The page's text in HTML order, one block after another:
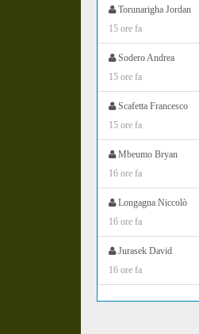
Torunarigha Jordan
15 ore fa
Sodero Andrea
15 ore fa
Scafetta Francesco
15 ore fa
Mbeumo Bryan
16 ore fa
Longagna Niccolò
16 ore fa
Jurasek David
16 ore fa